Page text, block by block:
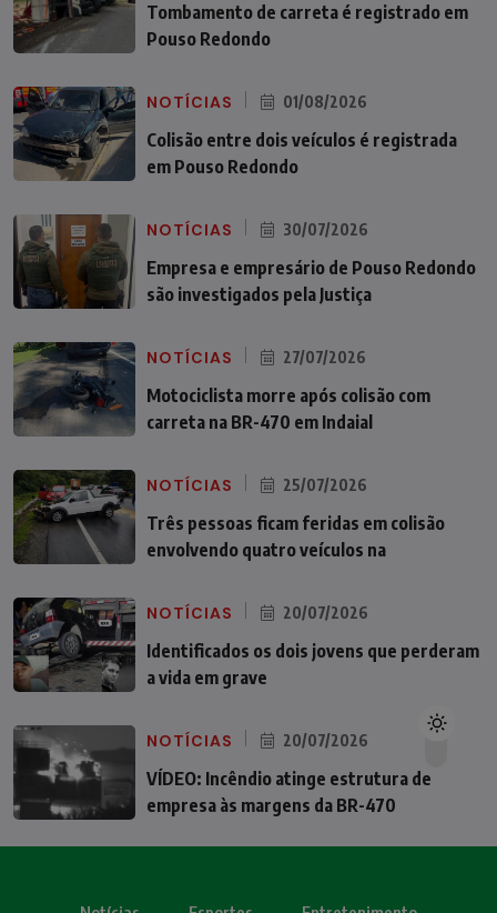
Tombamento de carreta é registrado em
Pouso Redondo
NOTÍCIAS 01/08/2026
Colisão entre dois veículos é registrada
em Pouso Redondo
NOTÍCIAS 30/07/2026
Empresa e empresário de Pouso Redondo
são investigados pela Justiça
NOTÍCIAS 27/07/2026
Motociclista morre após colisão com
carreta na BR-470 em Indaial
NOTÍCIAS 25/07/2026
Três pessoas ficam feridas em colisão
envolvendo quatro veículos na
NOTÍCIAS 20/07/2026
Identificados os dois jovens que perderam
a vida em grave
NOTÍCIAS 20/07/2026
VÍDEO: Incêndio atinge estrutura de
empresa às margens da BR-470